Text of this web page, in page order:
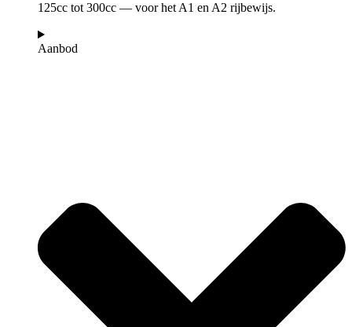
125cc tot 300cc — voor het A1 en A2 rijbewijs.
Aanbod